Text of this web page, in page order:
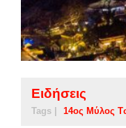
Ειδήσεις
Tags | 14ος Μύλος